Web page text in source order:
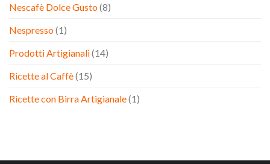
Nescafè Dolce Gusto(8)
Nespresso(1)
Prodotti Artigianali(14)
Ricette al Caffè(15)
Ricette con Birra Artigianale(1)